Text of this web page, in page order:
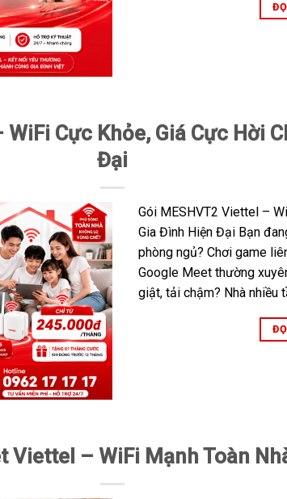
Cực Khỏe, Giá Cực Hời
Đại
Gói MESHVT2 Viettel –
Gia Đình Hiện Đại Bạn
phòng ngủ? Chơi game
Google Meet thường
giật, tải chậm? Nhà nhiều
Viettel – WiFi Mạnh Toàn